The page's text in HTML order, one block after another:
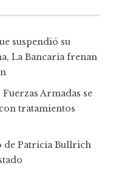
suspendió su
La Bancaria frenan
Armadas se
tratamientos
de Patricia Bullrich